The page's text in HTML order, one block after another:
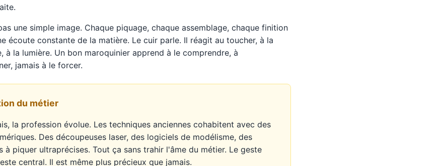
une simple image. Chaque piquage, chaque assemblage, chaque finition
écoute constante de la matière. Le cuir parle. Il réagit au toucher, à la
à la lumière. Un bon maroquinier apprend à le comprendre, à
jamais à le forcer.
du métier
la profession évolue. Les techniques anciennes cohabitent avec des
Des découpeuses laser, des logiciels de modélisme, des
à piquer ultraprécises. Tout ça sans trahir l'âme du métier. Le geste
central. Il est même plus précieux que jamais.